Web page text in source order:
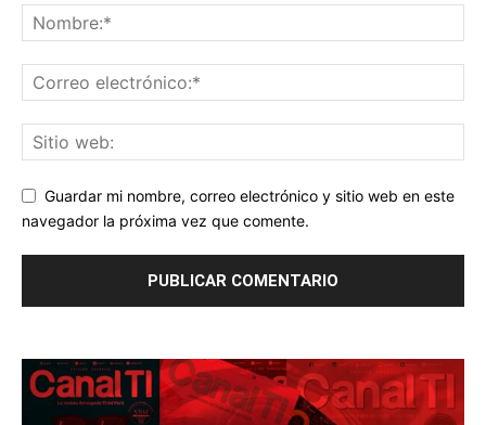
Guardar mi nombre, correo electrónico y sitio web en este
navegador la próxima vez que comente.